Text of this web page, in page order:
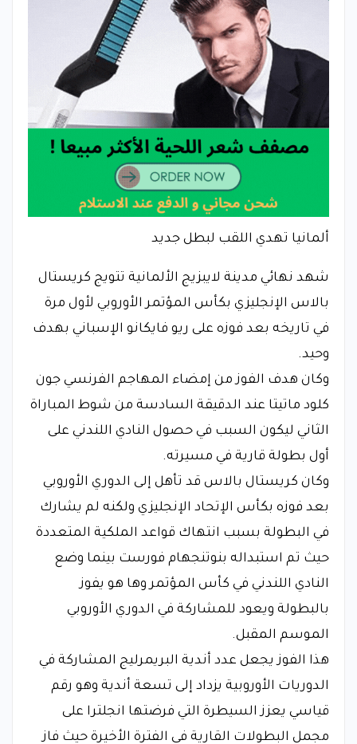
ألمانيا تهدي اللقب لبطل جديد
شهد نهائي مدينة لايبزيج الألمانية تتويج كريستال
بالاس الإنجليزي بكأس المؤتمر الأوروبي لأول مرة
في تاريخه بعد فوزه على ريو فايكانو الإسباني بهدف
وحيد.
وكان هدف الفوز من إمضاء المهاجم الفرنسي جون
كلود ماتيتا عند الدقيقة السادسة من شوط المباراة
الثاني ليكون السبب في حصول النادي اللندني على
أول بطولة قارية في مسيرته.
وكان كريستال بالاس قد تأهل إلى الدوري الأوروبي
بعد فوزه بكأس الإتحاد الإنجليزي ولكنه لم يشارك
في البطولة بسبب انتهاك قواعد الملكية المتعددة
حيث تم استبداله بنوتنجهام فورست بينما وضع
النادي اللندني في كأس المؤتمر وها هو يفوز
بالبطولة ويعود للمشاركة في الدوري الأوروبي
الموسم المقبل.
هذا الفوز يجعل عدد أندية البريمرليج المشاركة في
الدوريات الأوروبية يزداد إلى تسعة أندية وهو رقم
قياسي يعزز السيطرة التي فرضتها انجلترا على
مجمل البطولات القارية في الفترة الأخيرة حيث فاز